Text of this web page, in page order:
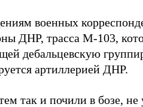
военных
ДНР, трасса М-103,
дебальцевскую
артиллерией ДНР.
так и почили в бозе,